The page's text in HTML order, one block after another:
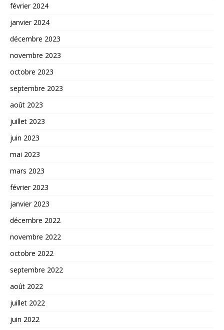
février 2024
janvier 2024
décembre 2023
novembre 2023
octobre 2023
septembre 2023
août 2023
juillet 2023
juin 2023
mai 2023
mars 2023
février 2023
janvier 2023
décembre 2022
novembre 2022
octobre 2022
septembre 2022
août 2022
juillet 2022
juin 2022